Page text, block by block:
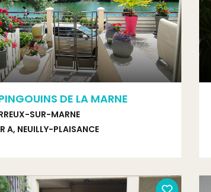
DE LA MARNE
SUR-MARNE
A, NEUILLY-PLAISANCE